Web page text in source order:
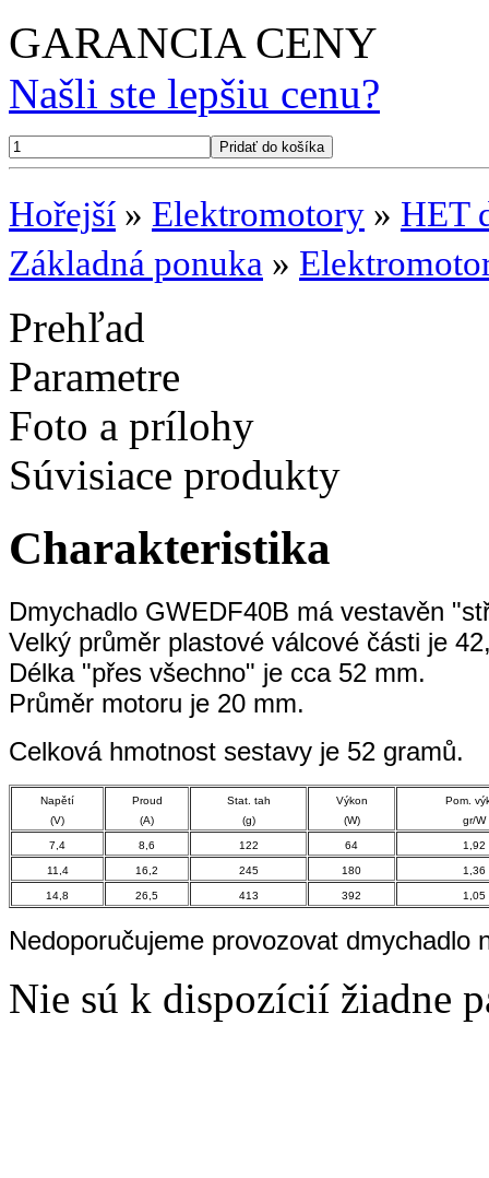
GARANCIA CENY
Našli ste lepšiu cenu?
Hořejší » Elektromotory » HET
Základná ponuka »
Prehľad
Parametre
Foto a prílohy
Súvisiace produkty
Charakteristika
Dmychadlo GWEDF40B má vestavěn
Velký průměr plastové válcové části je
Délka "přes všechno" je cca 52 mm.
Průměr motoru je 20 mm.
Celková hmotnost sestavy je 52 gramů.
Napětí
(V)
Proud
(A)
Stat. tah
(g)
Výkon
(W)
Pom.
gr/W
7,4 8,6 122 64 1,92
11,4 16,2 245 180 1,36
14,8 26,5 413 392 1,05
Nedoporučujeme provozovat dmychadlo
Nie sú k dispozícií žiadne